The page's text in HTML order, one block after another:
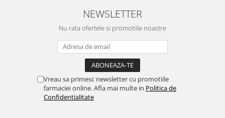
NEWSLETTER
Nu rata ofertele si promotiile noastre
Vreau sa primesc newsletter cu promotiile
farmaciei online. Afla mai multe in Politica de
Confidentialitate